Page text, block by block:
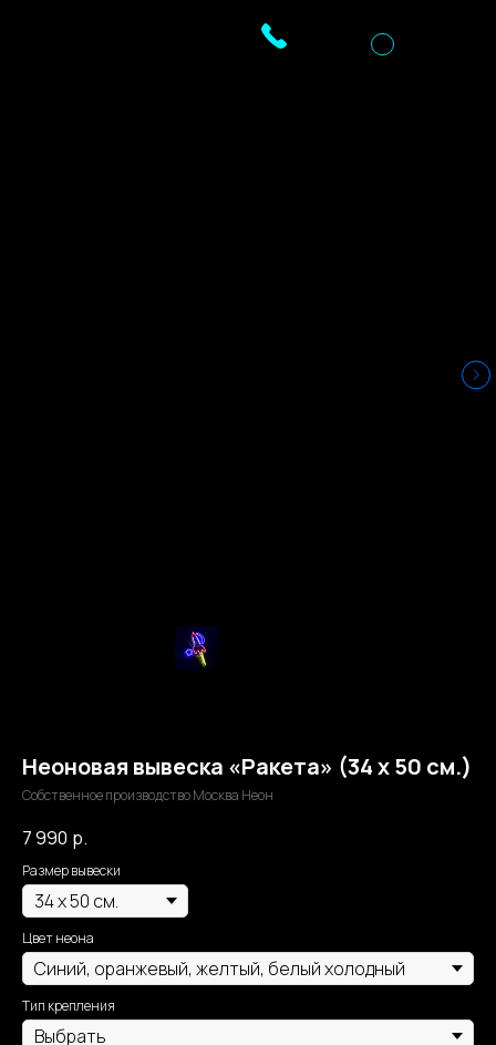
Неоновая вывеска «Ракета» (34 х 50 см.)
Собственное производство Москва Неон
7 990 р.
Размер вывески
Цвет неона
Тип крепления